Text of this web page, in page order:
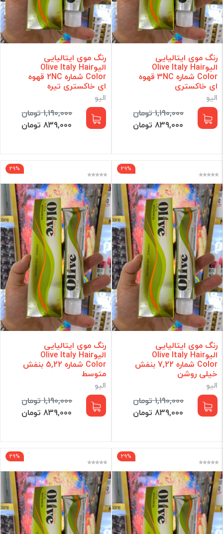
رنگ موی ایتالیایی
الیوOlive Italy Hair
Color شماره 3NC قهوه
ای خاکستری
الیو
1,190,000 تومان
839,000 تومان
رنگ موی ایتالیایی
الیوOlive Italy Hair
Color شماره 2NC قهوه
ای خاکستری تیره
الیو
1,190,000 تومان
839,000 تومان
29%
رنگ موی ایتالیایی
الیوOlive Italy Hair
Color شماره 7,22 بنفش
خیلی روشن
الیو
1,190,000 تومان
839,000 تومان
29%
رنگ موی ایتالیایی
الیوOlive Italy Hair
Color شماره 5,22 بنفش
متوسط
الیو
1,190,000 تومان
839,000 تومان
29%
29%